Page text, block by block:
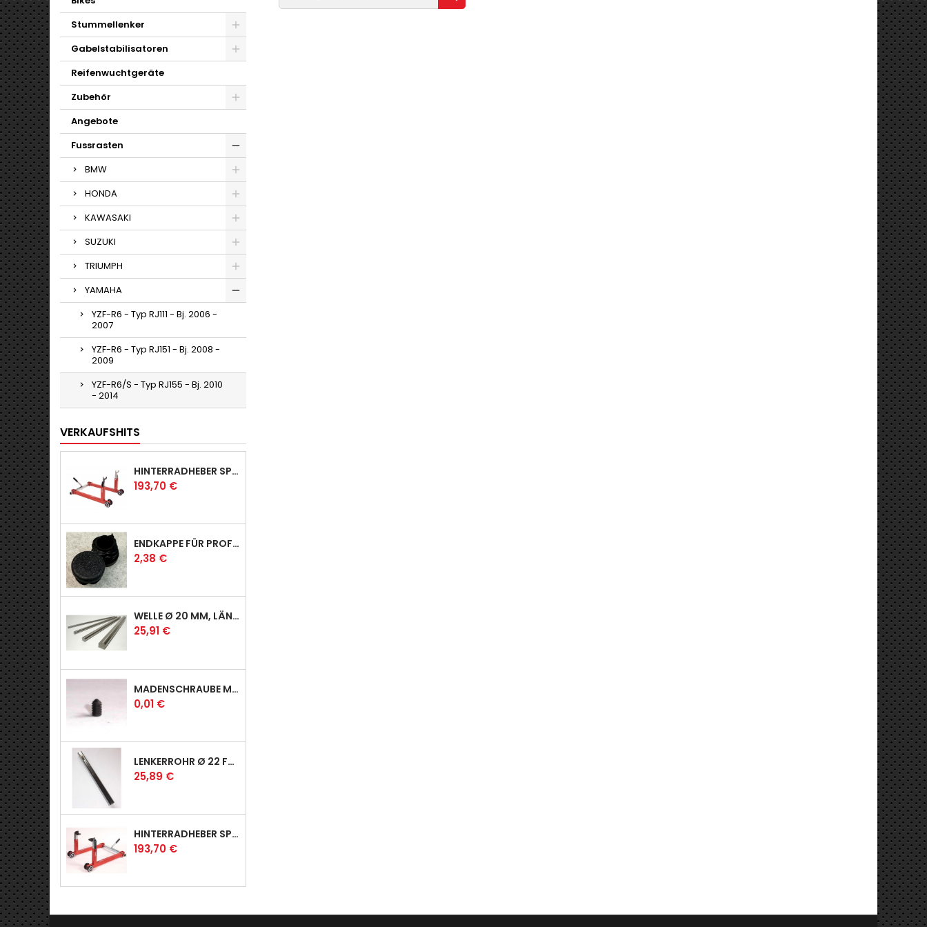
Stummellenker
Gabelstabilisatoren
Reifenwuchtgeräte
Zubehör
Angebote
Fussrasten
BMW
HONDA
KAWASAKI
SUZUKI
TRIUMPH
YAMAHA
YZF-R6 - Typ RJ111 - Bj. 2006 -
2007
YZF-R6 - Typ RJ151 - Bj. 2008 -
2009
YZF-R6/S - Typ RJ155 - Bj. 2010
- 2014
VERKAUFSHITS
HINTERRADHEBER SPORT MIT KLAUEN-AUFNAHMEN
Preis
193,70 €
ENDKAPPE FÜR PROFI & RACER
Preis
2,38 €
WELLE Ø 20 MM, LÄNGE 390 MM
Preis
25,91 €
MADENSCHRAUBE MIT SPITZE
Preis
0,01 €
LENKERROHR Ø 22 FÜR PROFI & RACER
Preis
25,89 €
HINTERRADHEBER SPORT MIT UNIVERSAL-AUFNAHMEN
Preis
193,70 €